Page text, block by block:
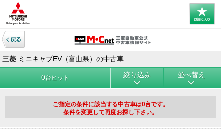
三菱 ミニキャブEV（富山県）の中古車
0台ヒット 絞り込み 並べ替え
ご指定の条件に該当する中古車は0台です。
条件を変更して再度お探し下さい。